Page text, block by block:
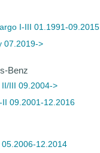
I-III 01.1991-09.2015
07.2019->
Benz
II/III 09.2004->
II 09.2001-12.2016
05.2006-12.2014